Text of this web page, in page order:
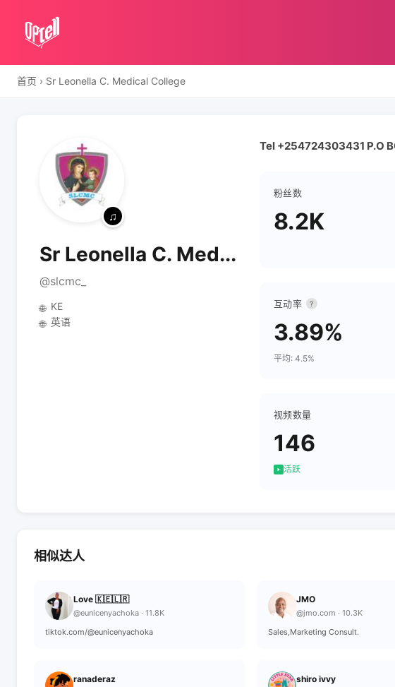
首页 › Sr Leonella C. Medical College
Sr Leonella C. Med...
@slcmc_
🌐 KE
🌐 英语
Tel +254724303431 P.O
粉丝数
8.2K
互动率 ?
3.89%
平均: 4.5%
视频数量
146
活跃
相似达人
Love 🇰🇪🇱🇷
@eunicenyachoka · 11.8K
tiktok.com/@eunicenyachoka
JMO
@jmo.com · 10.3K
Sales,Marketing Consult.
ranaderaz shiro ivvy